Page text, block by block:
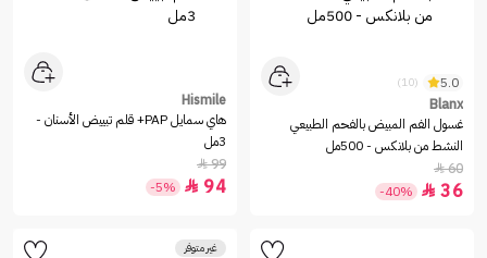
5.0
(10)
Blanx
غسول الفم المبيض بالفحم الطبيعي
النشط من بلانكس - 500مل
60

36

-40%
Hismile
هاي سمايل PAP+ قلم تبييض الأسنان -
3مل
99

94

-5%
غير متوفر